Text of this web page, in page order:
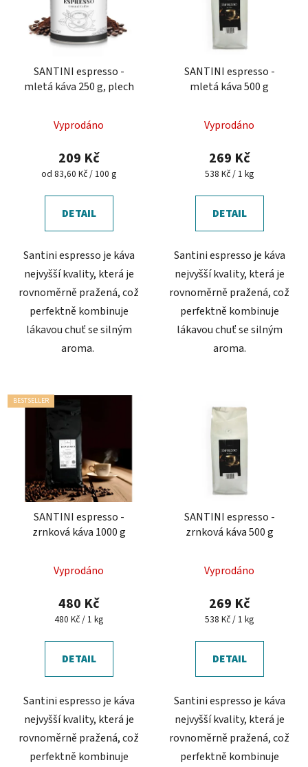
SANTINI espresso -
mletá káva 250 g, plech
Vyprodáno
209 Kč
Měrná
od 83,60 Kč / 100 g
DETAIL
Santini espresso je káva
nejvyšší kvality, která je
rovnoměrně pražená, což
perfektně kombinuje
lákavou chuť se silným
aroma.
SANTINI espresso -
mletá káva 500 g
Vyprodáno
269 Kč
Měrná
538 Kč / 1 kg
DETAIL
Santini espresso je káva
nejvyšší kvality, která je
rovnoměrně pražená, což
perfektně kombinuje
lákavou chuť se silným
aroma.
BESTSELLER
SANTINI espresso -
zrnková káva 1000 g
hodnocení
produktu
je
z
Vyprodáno
480 Kč
Měrná
480 Kč / 1 kg
DETAIL
Santini espresso je káva
nejvyšší kvality, která je
rovnoměrně pražená, což
perfektně kombinuje
SANTINI espresso -
zrnková káva 500 g
Vyprodáno
269 Kč
Měrná
538 Kč / 1 kg
DETAIL
Santini espresso je káva
nejvyšší kvality, která je
rovnoměrně pražená, což
perfektně kombinuje